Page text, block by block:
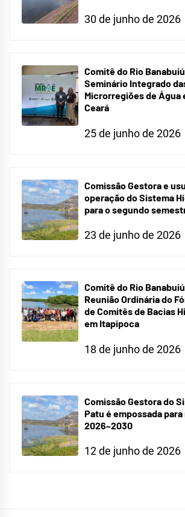
30 de junho de 2026
Comitê do Rio
Seminário Integrado
Microrregiões de Água
Ceará
25 de junho de 2026
Comissão Gestora e
operação do Sistema
para o segundo
23 de junho de 2026
Comitê do Rio
Reunião Ordinária do
de Comitês de Bacias
em Itapipoca
18 de junho de 2026
Comissão Gestora do
Patu é empossada
2026–2030
12 de junho de 2026